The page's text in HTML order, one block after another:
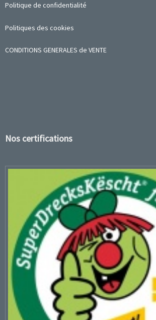
Politique de confidentialité
Politiques des cookies
CONDITIONS GENERALES de VENTE
Nos certifications